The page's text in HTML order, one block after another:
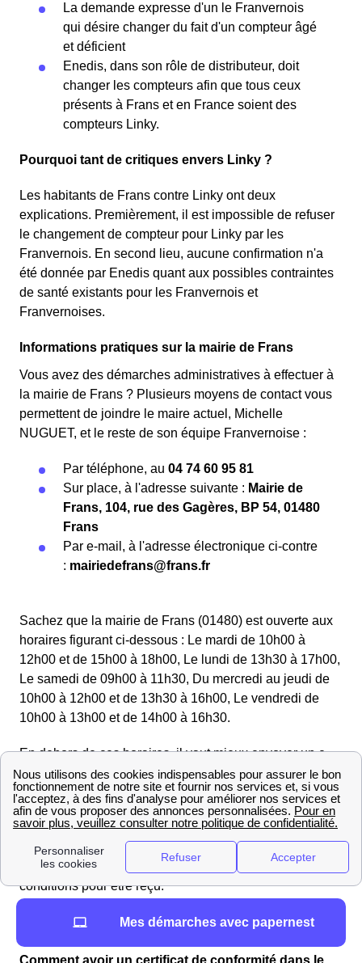
La demande expresse d'un le Franvernois
qui désire changer du fait d'un compteur âgé
et déficient
Enedis, dans son rôle de distributeur, doit
changer les compteurs afin que tous ceux
présents à Frans et en France soient des
compteurs Linky.
Pourquoi tant de critiques envers Linky ?
Les habitants de Frans contre Linky ont deux
explications. Premièrement, il est impossible de refuser
le changement de compteur pour Linky par les
Franvernois. En second lieu, aucune confirmation n'a
été donnée par Enedis quant aux possibles contraintes
de santé existants pour les Franvernois et
Franvernoises.
Informations pratiques sur la mairie de Frans
Vous avez des démarches administratives à effectuer à
la mairie de Frans ? Plusieurs moyens de contact vous
permettent de joindre le maire actuel, Michelle
NUGUET, et le reste de son équipe Franvernoise :
Par téléphone, au 04 74 60 95 81
Sur place, à l'adresse suivante : Mairie de
Frans, 104, rue des Gagères, BP 54, 01480
Frans
Par e-mail, à l'adresse électronique ci-contre
: mairiedefrans@frans.fr
Sachez que la mairie de Frans (01480) est ouverte aux
horaires figurant ci-dessous : Le mardi de 10h00 à
12h00 et de 15h00 à 18h00, Le lundi de 13h30 à 17h00,
Le samedi de 09h00 à 11h30, Du mercredi au jeudi de
10h00 à 12h00 et de 13h30 à 16h00, Le vendredi de
10h00 à 13h00 et de 14h00 à 16h30.
En dehors de ces horaires, il vaut mieux envoyer un e-
mail aux services de la mairie de Frans, qui reviendront
vers vous dès que possible.
Enfin, notez bien qu'il est vraisemblable que le maire le
Franvernois ne reçoive que sur rendez-vous. N'hésitez
pas à appeler votre mairie pour vous informer sur les
conditions pour être reçu.
Tous les renseignements sur une maire à proximité de
Mes démarches avec papernest